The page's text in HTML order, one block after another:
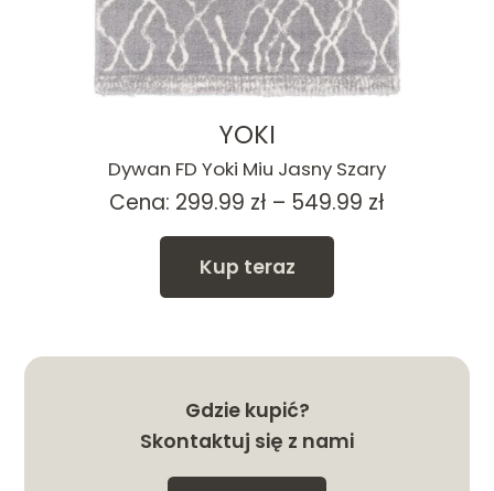
YOKI
Dywan FD Yoki Miu Jasny Szary
Cena: 299.99 zł – 549.99 zł
Kup teraz
Gdzie kupić?
Skontaktuj się z nami